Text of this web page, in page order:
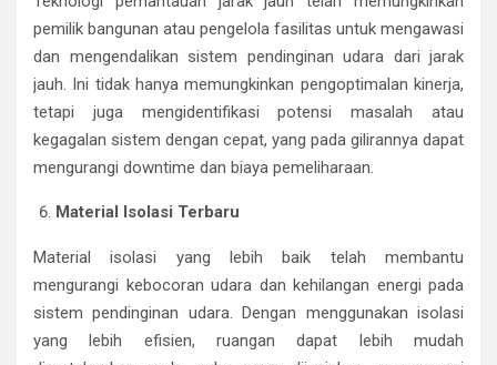
pemilik bangunan atau pengelola fasilitas untuk mengawasi
dan mengendalikan sistem pendinginan udara dari jarak
jauh. Ini tidak hanya memungkinkan pengoptimalan kinerja,
tetapi juga mengidentifikasi potensi masalah atau
kegagalan sistem dengan cepat, yang pada gilirannya dapat
mengurangi downtime dan biaya pemeliharaan.
Material Isolasi Terbaru
Material isolasi yang lebih baik telah membantu
mengurangi kebocoran udara dan kehilangan energi pada
sistem pendinginan udara. Dengan menggunakan isolasi
yang lebih efisien, ruangan dapat lebih mudah